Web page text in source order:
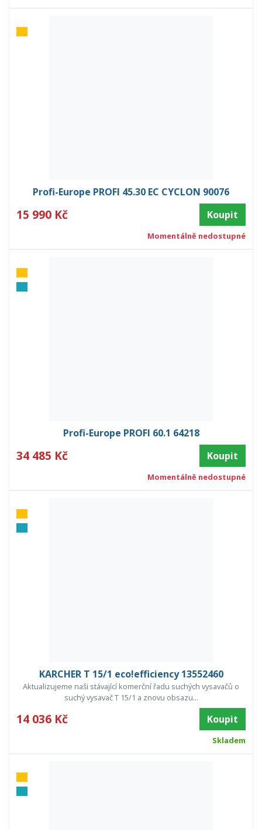
Profi-Europe PROFI 45.30 EC CYCLON 90076
15 990 Kč Koupit
Momentálně nedostupné
Profi-Europe PROFI 60.1 64218
34 485 Kč Koupit
Momentálně nedostupné
KARCHER T 15/1 eco!efficiency 13552460
Aktualizujeme naši stávající komerční řadu suchých vysavačů o
suchý vysavač T 15/1 a znovu obsazu...
14 036 Kč Koupit
Skladem